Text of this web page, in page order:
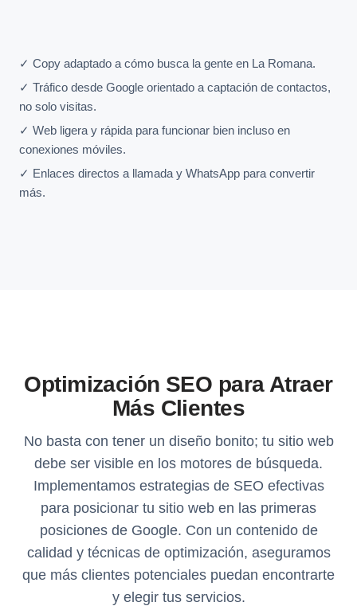
✓ Copy adaptado a cómo busca la gente en La Romana.
✓ Tráfico desde Google orientado a captación de contactos,
no solo visitas.
✓ Web ligera y rápida para funcionar bien incluso en
conexiones móviles.
✓ Enlaces directos a llamada y WhatsApp para convertir
más.
Optimización SEO para Atraer
Más Clientes
No basta con tener un diseño bonito; tu sitio web
debe ser visible en los motores de búsqueda.
Implementamos estrategias de SEO efectivas
para posicionar tu sitio web en las primeras
posiciones de Google. Con un contenido de
calidad y técnicas de optimización, aseguramos
que más clientes potenciales puedan encontrarte
y elegir tus servicios.